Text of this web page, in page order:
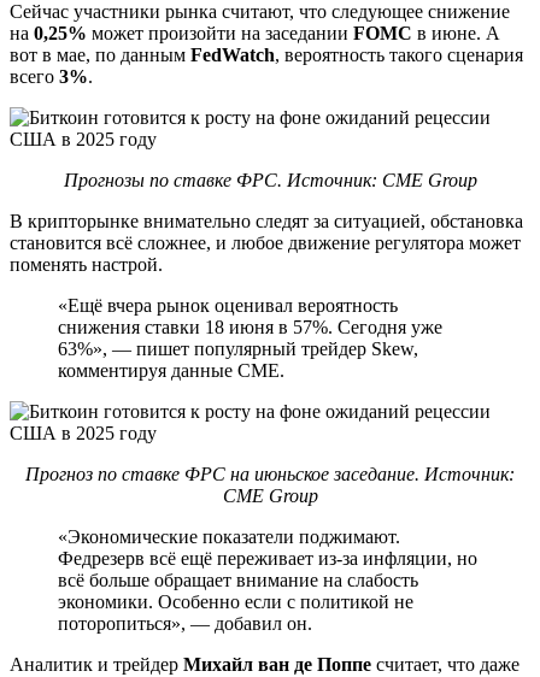
Сейчас участники рынка считают, что следующее снижение
на 0,25% может произойти на заседании FOMC в июне. А
вот в мае, по данным FedWatch, вероятность такого сценария
всего 3%.
Прогнозы по ставке ФРС. Источник: CME Group
В крипторынке внимательно следят за ситуацией, обстановка
становится всё сложнее, и любое движение регулятора может
поменять настрой.
«Ещё вчера рынок оценивал вероятность
снижения ставки 18 июня в 57%. Сегодня уже
63%», — пишет популярный трейдер Skew,
комментируя данные CME.
Прогноз по ставке ФРС на июньское заседание. Источник:
CME Group
«Экономические показатели поджимают.
Федрезерв всё ещё переживает из-за инфляции, но
всё больше обращает внимание на слабость
экономики. Особенно если с политикой не
поторопиться», — добавил он.
Аналитик и трейдер Михайл ван де Поппе считает, что даже